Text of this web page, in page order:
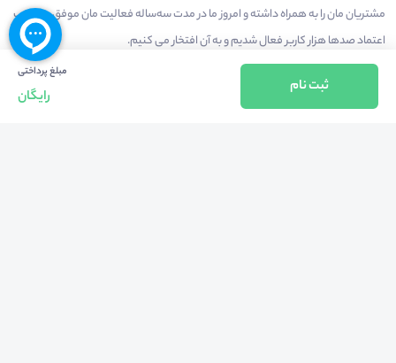
مبلغ پرداختی
رایگان
ثبت نام
مشتریان مان را به همراه داشته و امروز ما در مدت سه‌ساله فعالیت مان موفق به کسب
اعتماد صدها هزار کاربر فعال شدیم و به آن افتخار می‌ کنیم.